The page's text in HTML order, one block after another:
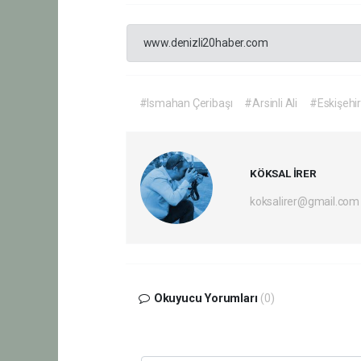
www.denizli20haber.com
#Ismahan Çeribaşı #Arsinli Ali #Eskişehir
KÖKSAL İRER
koksalirer@gmail.com
Okuyucu Yorumları (0)